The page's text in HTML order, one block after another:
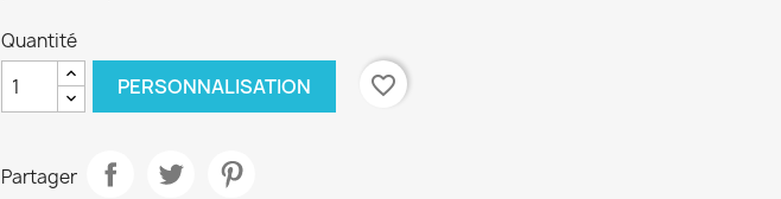
Quantité
PERSONNALISATION favorite_border
Partager